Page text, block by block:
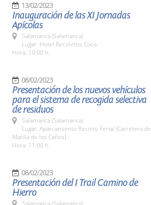
13/02/2023
Inauguración de las XI Jornadas
Apícolas
Salamanca (Salamanca)
Lugar: Hotel Recoletos Coco
Hora: 10:00 h.
08/02/2023
Presentación de los nuevos vehículos
para el sistema de recogida selectiva
de residuos
Salamanca (Salamanca)
Lugar: Aparcamiento Recinto Ferial (Carretera de
Matilla de los Caños)
Hora: 11:00 h.
08/02/2023
Presentación del I Trail Camino de
Hierro
Salamanca (Salamanca)